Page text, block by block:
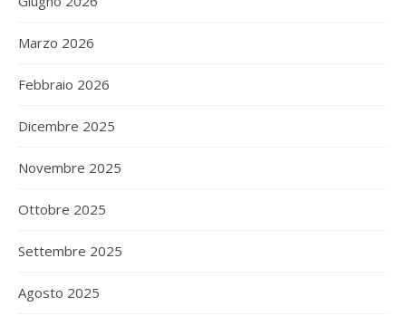
Marzo 2026
Febbraio 2026
Dicembre 2025
Novembre 2025
Ottobre 2025
Settembre 2025
Agosto 2025